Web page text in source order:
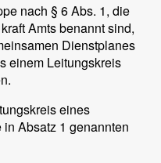
nach § 6 Abs. 1, die
Amts benannt sind,
Dienstplanes
einem Leitungskreis
eines
Absatz 1 genannten